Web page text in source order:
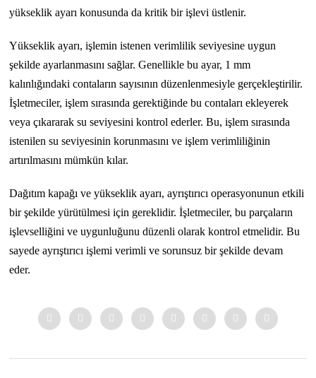
yükseklik ayarı konusunda da kritik bir işlevi üstlenir.
Yükseklik ayarı, işlemin istenen verimlilik seviyesine uygun
şekilde ayarlanmasını sağlar. Genellikle bu ayar, 1 mm
kalınlığındaki contaların sayısının düzenlenmesiyle gerçekleştirilir.
İşletmeciler, işlem sırasında gerektiğinde bu contaları ekleyerek
veya çıkararak su seviyesini kontrol ederler. Bu, işlem sırasında
istenilen su seviyesinin korunmasını ve işlem verimliliğinin
artırılmasını mümkün kılar.
Dağıtım kapağı ve yükseklik ayarı, ayrıştırıcı operasyonunun etkili
bir şekilde yürütülmesi için gereklidir. İşletmeciler, bu parçaların
işlevselliğini ve uygunluğunu düzenli olarak kontrol etmelidir. Bu
sayede ayrıştırıcı işlemi verimli ve sorunsuz bir şekilde devam
eder.